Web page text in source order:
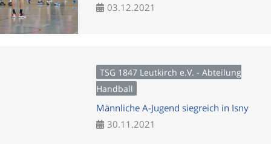
03.12.2021
TSG 1847 Leutkirch e.V. - Abteilung
Handball
Männliche A-Jugend siegreich in Isny
30.11.2021